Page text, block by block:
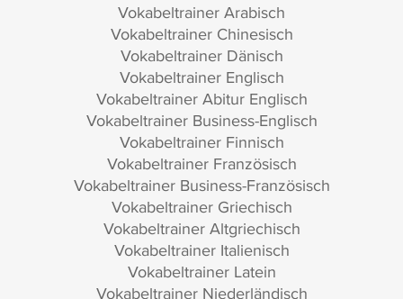
Vokabeltrainer Arabisch
Vokabeltrainer Chinesisch
Vokabeltrainer Dänisch
Vokabeltrainer Englisch
Vokabeltrainer Abitur Englisch
Vokabeltrainer Business-Englisch
Vokabeltrainer Finnisch
Vokabeltrainer Französisch
Vokabeltrainer Business-Französisch
Vokabeltrainer Griechisch
Vokabeltrainer Altgriechisch
Vokabeltrainer Italienisch
Vokabeltrainer Latein
Vokabeltrainer Niederländisch